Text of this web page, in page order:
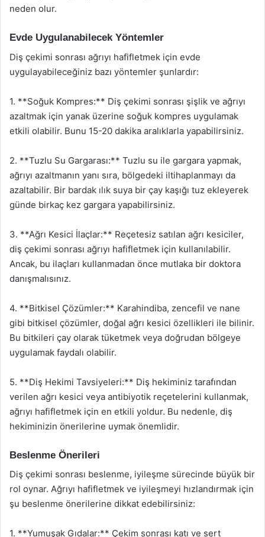
neden olur.
Evde Uygulanabilecek Yöntemler
Diş çekimi sonrası ağrıyı hafifletmek için evde
uygulayabileceğiniz bazı yöntemler şunlardır:
1. **Soğuk Kompres:** Diş çekimi sonrası şişlik ve ağrıyı
azaltmak için yanak üzerine soğuk kompres uygulamak
etkili olabilir. Bunu 15-20 dakika aralıklarla yapabilirsiniz.
2. **Tuzlu Su Gargarası:** Tuzlu su ile gargara yapmak,
ağrıyı azaltmanın yanı sıra, bölgedeki iltihaplanmayı da
azaltabilir. Bir bardak ılık suya bir çay kaşığı tuz ekleyerek
günde birkaç kez gargara yapabilirsiniz.
3. **Ağrı Kesici İlaçlar:** Reçetesiz satılan ağrı kesiciler,
diş çekimi sonrası ağrıyı hafifletmek için kullanılabilir.
Ancak, bu ilaçları kullanmadan önce mutlaka bir doktora
danışmalısınız.
4. **Bitkisel Çözümler:** Karahindiba, zencefil ve nane
gibi bitkisel çözümler, doğal ağrı kesici özellikleri ile bilinir.
Bu bitkileri çay olarak tüketmek veya doğrudan bölgeye
uygulamak faydalı olabilir.
5. **Diş Hekimi Tavsiyeleri:** Diş hekiminiz tarafından
verilen ağrı kesici veya antibiyotik reçetelerini kullanmak,
ağrıyı hafifletmek için en etkili yoldur. Bu nedenle, diş
hekiminizin önerilerine uymak önemlidir.
Beslenme Önerileri
Diş çekimi sonrası beslenme, iyileşme sürecinde büyük bir
rol oynar. Ağrıyı hafifletmek ve iyileşmeyi hızlandırmak için
şu beslenme önerilerine dikkat edebilirsiniz:
1. **Yumuşak Gıdalar:** Çekim sonrası katı ve sert